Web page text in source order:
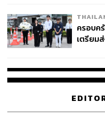
ตั้งใจว่าจะใช้ชมรมช่วยส่งเส
ประเทศไทย โดยให้เหตุผลว่า
วงการกีฬาอื่นๆ ที่ต้องการผู้เ
นอกจากนี้ในเวทียุโรปที่กีฬ
ครอบค
เตรียม